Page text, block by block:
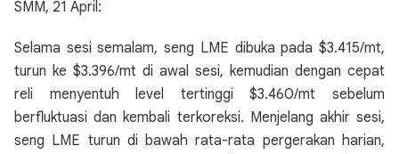
SMM, 21 April:
Selama sesi semalam, seng LME dibuka pada $3.415/mt,
turun ke $3.396/mt di awal sesi, kemudian dengan cepat
reli menyentuh level tertinggi $3.460/mt sebelum
berfluktuasi dan kembali terkoreksi. Menjelang akhir sesi,
seng LME turun di bawah rata-rata pergerakan harian,